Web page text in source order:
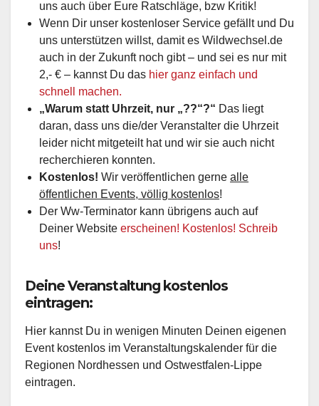
uns auch über Eure Ratschläge, bzw Kritik!
Wenn Dir unser kostenloser Service gefällt und Du
uns unterstützen willst, damit es Wildwechsel.de
auch in der Zukunft noch gibt – und sei es nur mit
2,- € – kannst Du das hier ganz einfach und
schnell machen.
„Warum statt Uhrzeit, nur „??“?“ Das liegt
daran, dass uns die/der Veranstalter die Uhrzeit
leider nicht mitgeteilt hat und wir sie auch nicht
recherchieren konnten.
Kostenlos! Wir veröffentlichen gerne alle
öffentlichen Events, völlig kostenlos!
Der Ww-Terminator kann übrigens auch auf
Deiner Website erscheinen! Kostenlos! Schreib
uns!
Deine Veranstaltung kostenlos
eintragen:
Hier kannst Du in wenigen Minuten Deinen eigenen
Event kostenlos im Veranstaltungskalender für die
Regionen Nordhessen und Ostwestfalen-Lippe
eintragen.